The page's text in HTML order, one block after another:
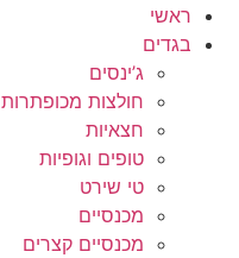
ראשי
בגדים
ג’ינסים
חולצות מכופתרות
חצאיות
טופים וגופיות
טי שירט
מכנסיים
מכנסיים קצרים